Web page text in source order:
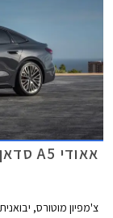
אאודי A5 סדאן החדשה 2025 בישראל